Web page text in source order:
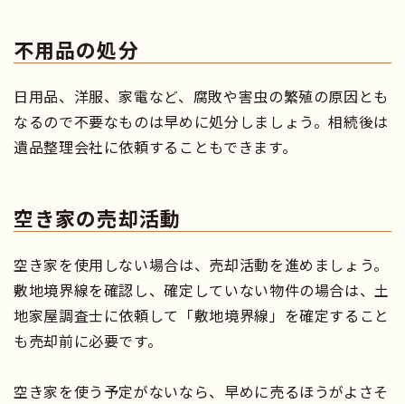
不用品の処分
日用品、洋服、家電など、腐敗や害虫の繁殖の原因とも
なるので不要なものは早めに処分しましょう。相続後は
遺品整理会社に依頼することもできます。
空き家の売却活動
空き家を使用しない場合は、売却活動を進めましょう。
敷地境界線を確認し、確定していない物件の場合は、土
地家屋調査士に依頼して「敷地境界線」を確定すること
も売却前に必要です。
空き家を使う予定がないなら、早めに売るほうがよさそ